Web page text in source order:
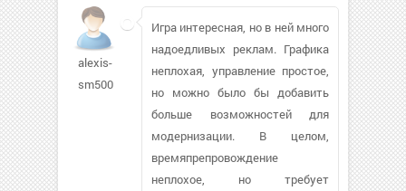
alexis-
sm500
Игра интересная, но в ней много
надоедливых реклам. Графика
неплохая, управление простое,
но можно было бы добавить
больше возможностей для
модернизации. В целом,
времяпрепровождение
неплохое, но требует